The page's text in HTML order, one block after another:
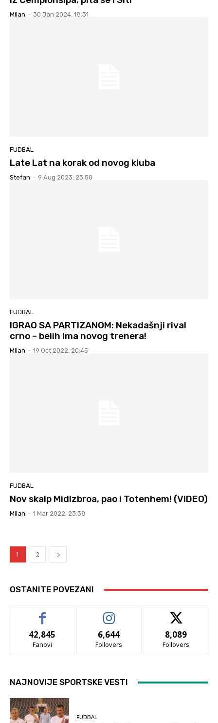
Milan - 30 Jan 2024. 18:31
FUDBAL
Late Lat na korak od novog kluba
Stefan - 9 Aug 2023. 23:50
FUDBAL
IGRAO SA PARTIZANOM: Nekadašnji rival
crno – belih ima novog trenera!
Milan - 19 Oct 2022. 20:45
FUDBAL
Nov skalp Midlzbroa, pao i Totenhem! (VIDEO)
Milan - 1 Mar 2022. 23:38
1 2
OSTANITE POVEZANI
42,845
Fanovi
6,644
Follovers
8,089
Follovers
NAJNOVIJE SPORTSKE VESTI
FUDBAL